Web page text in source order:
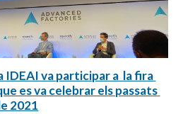
IDEAI va participar a  la fira
es va celebrar els passats
2021